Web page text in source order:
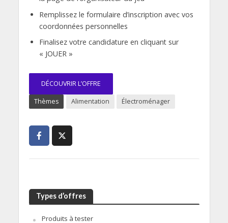
Remplissez le formulaire d’inscription avec vos
coordonnées personnelles
Finalisez votre candidature en cliquant sur
« JOUER »
DÉCOUVRIR L’OFFRE
Thèmes Alimentation Électroménager
Types d’offres
Produits à tester